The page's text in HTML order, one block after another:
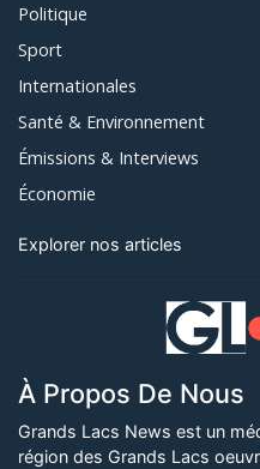
Politique
Sport
Internationales
Santé & Environnement
Émissions & Interviews
Économie
Explorer nos articles
À Propos De Nous
Grands Lacs News est un
région des Grands Lacs